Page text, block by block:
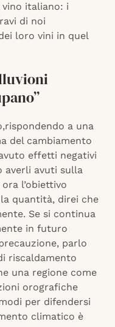
italiano: i
di noi
loro vini in quel
a una
del cambiamento
effetti negativi
averli avuti sulla
l’obiettivo
quantità, direi che
Se si continua
in futuro
parlo
riscaldamento
una regione come
orografiche
per difendersi
climatico è